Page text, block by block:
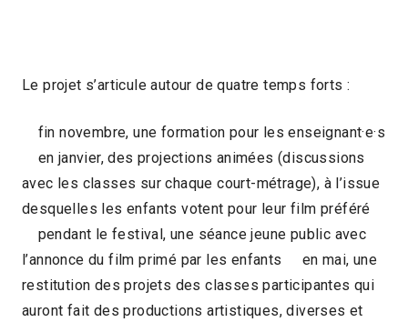
Le projet s’articule autour de quatre temps forts :
fin novembre, une formation pour les enseignant·e·s
en janvier, des projections animées (discussions
avec les classes sur chaque court-métrage), à l’issue
desquelles les enfants votent pour leur film préféré
pendant le festival, une séance jeune public avec
l’annonce du film primé par les enfants en mai, une
restitution des projets des classes participantes qui
auront fait des productions artistiques, diverses et